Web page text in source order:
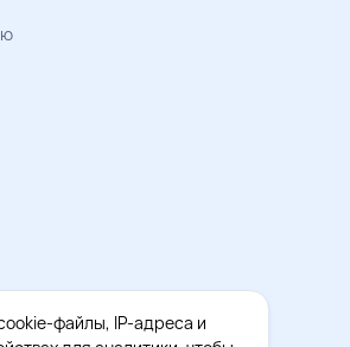
персональных данных
СОУТ
файлы, IP-адреса и